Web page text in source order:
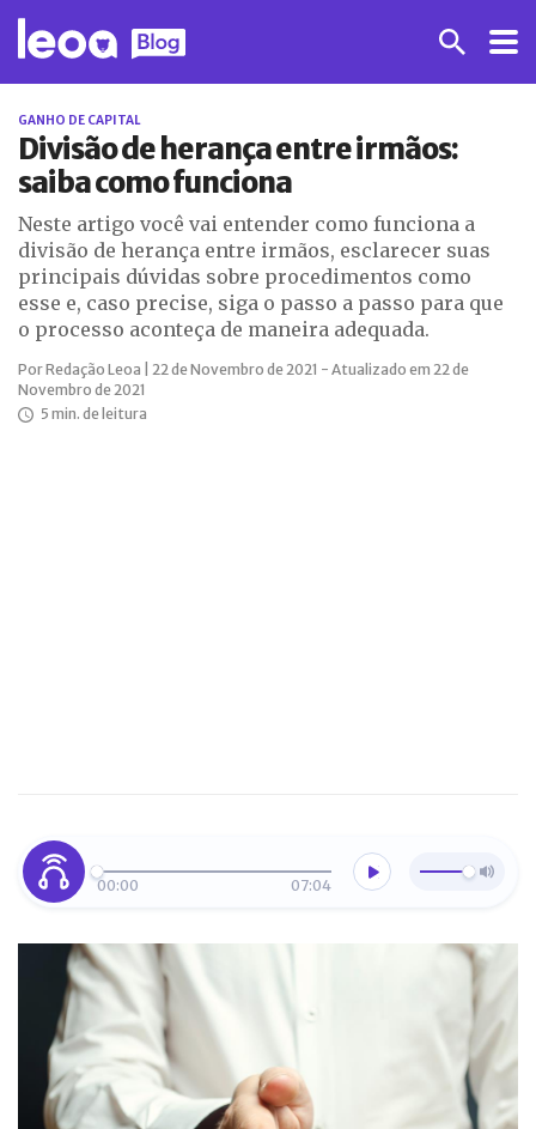
GANHO DE CAPITAL
Divisão de herança entre irmãos:
saiba como funciona
Neste artigo você vai entender como funciona a
divisão de herança entre irmãos, esclarecer suas
principais dúvidas sobre procedimentos como
esse e, caso precise, siga o passo a passo para que
o processo aconteça de maneira adequada.
Por Redação Leoa | 22 de Novembro de 2021 - Atualizado em 22 de
Novembro de 2021
5 min. de leitura
00:00 07:04